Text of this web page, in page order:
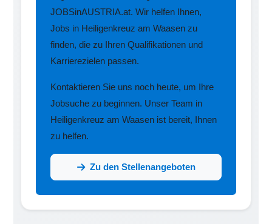
JOBSinAUSTRIA.at. Wir helfen Ihnen,
Jobs in Heiligenkreuz am Waasen zu
finden, die zu Ihren Qualifikationen und
Karrierezielen passen.
Kontaktieren Sie uns noch heute, um Ihre
Jobsuche zu beginnen. Unser Team in
Heiligenkreuz am Waasen ist bereit, Ihnen
zu helfen.
Zu den Stellenangeboten